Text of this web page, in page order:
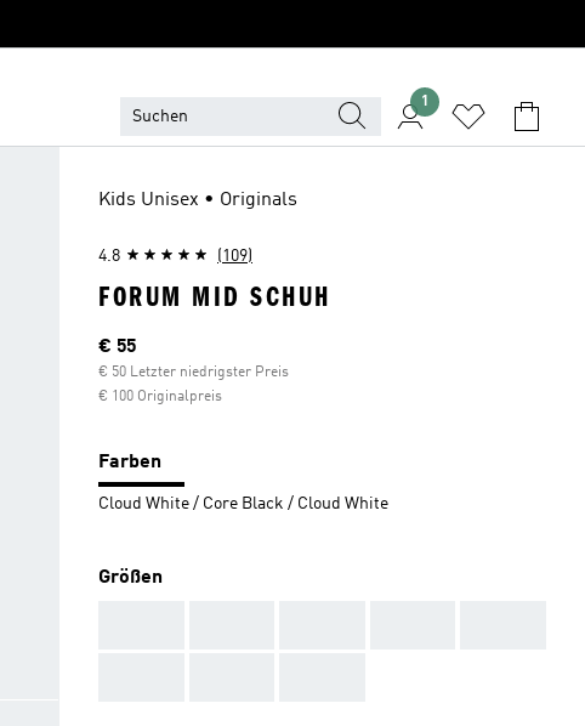
1
Kids Unisex • Originals
4.8 (109)
FORUM MID SCHUH
Aktueller Preis
€ 55
€ 50 Letzter niedrigster Preis
€ 100 Originalpreis
Farben
Cloud White / Core Black / Cloud White
Größen